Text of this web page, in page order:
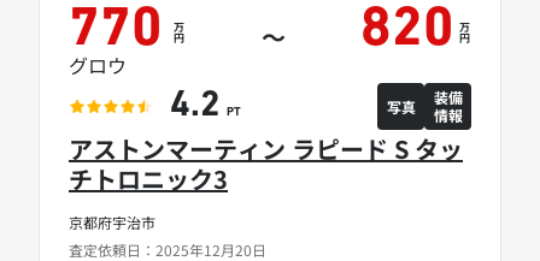
京都府宇治市
査定依頼日：2025年12月20日
アストンマーティン ラピード S タッ
チトロニック3
770 万
円 ～ 820 万
円
グロウ
4.2 PT 写真
装備
情報